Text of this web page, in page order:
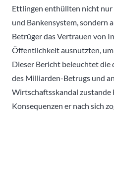
Ettlingen enthüllten nicht nur
und Bankensystem, sondern
Betrüger das Vertrauen von
Öffentlichkeit ausnutzten, um
Dieser Bericht beleuchtet die
des Milliarden-Betrugs und
Wirtschaftsskandal zustande
Konsequenzen er nach sich